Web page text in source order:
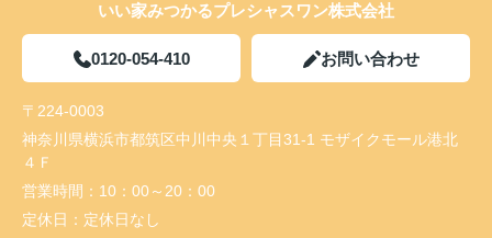
いい家みつかるプレシャスワン株式会社
0120-054-410 お問い合わせ
〒224-0003
神奈川県横浜市都筑区中川中央１丁目31-1 モザイクモール港北
４Ｆ
営業時間： 10：00～20：00
定休日： 定休日なし